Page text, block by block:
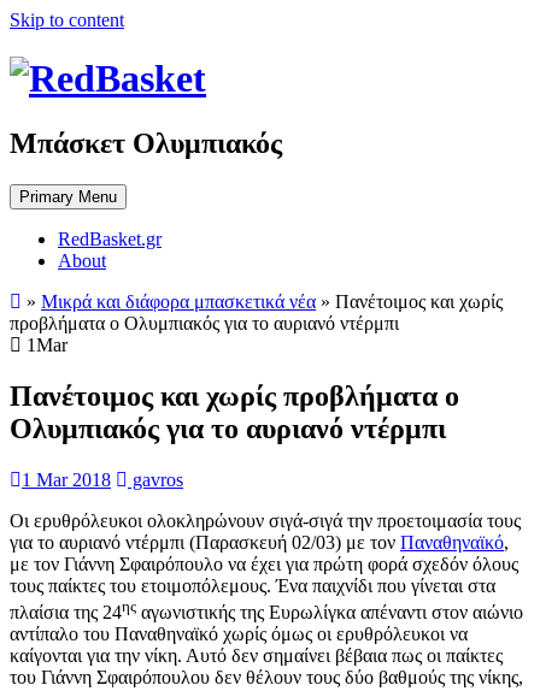
Skip to content
Μπάσκετ Ολυμπιακός
Primary Menu
RedBasket.gr
About
» Μικρά και διάφορα μπασκετικά νέα » Πανέτοιμος και χωρίς
προβλήματα ο Ολυμπιακός για το αυριανό ντέρμπι
1Mar
Πανέτοιμος και χωρίς προβλήματα ο
Ολυμπιακός για το αυριανό ντέρμπι
1 Mar 2018
gavros
Οι ερυθρόλευκοι ολοκληρώνουν σιγά-σιγά την προετοιμασία τους
για το αυριανό ντέρμπι (Παρασκευή 02/03) με τον Παναθηναϊκό,
με τον Γιάννη Σφαιρόπουλο να έχει για πρώτη φορά σχεδόν όλους
τους παίκτες του ετοιμοπόλεμους. Ένα παιχνίδι που γίνεται στα
πλαίσια της 24ης αγωνιστικής της Ευρωλίγκα απέναντι στον αιώνιο
αντίπαλο του Παναθηναϊκό χωρίς όμως οι ερυθρόλευκοι να
καίγονται για την νίκη. Αυτό δεν σημαίνει βέβαια πως οι παίκτες
του Γιάννη Σφαιρόπουλου δεν θέλουν τους δύο βαθμούς της νίκης,